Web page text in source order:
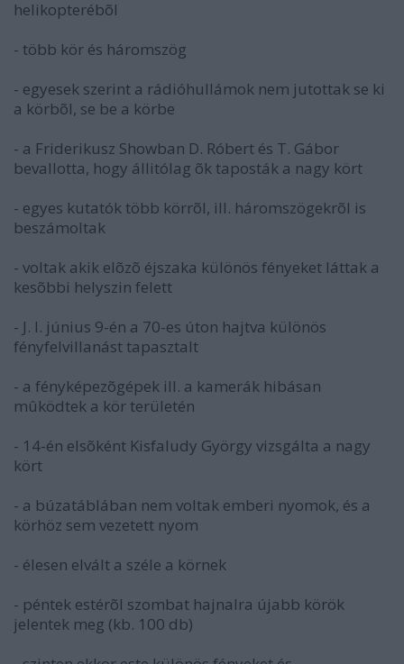
helikopterébõl
- több kör és háromszög
- egyesek szerint a rádióhullámok nem jutottak se ki
a körbõl, se be a körbe
- a Friderikusz Showban D. Róbert és T. Gábor
bevallotta, hogy állitólag õk taposták a nagy kört
- egyes kutatók több körrõl, ill. háromszögekrõl is
beszámoltak
- voltak akik elõzõ éjszaka különös fényeket láttak a
kesõbbi helyszin felett
- J. I. június 9-én a 70-es úton hajtva különös
fényfelvillanást tapasztalt
- a fényképezõgépek ill. a kamerák hibásan
mûködtek a kör területén
- 14-én elsõként Kisfaludy György vizsgálta a nagy
kört
- a búzatáblában nem voltak emberi nyomok, és a
körhöz sem vezetett nyom
- élesen elvált a széle a körnek
- péntek estérõl szombat hajnalra újabb körök
jelentek meg (kb. 100 db)